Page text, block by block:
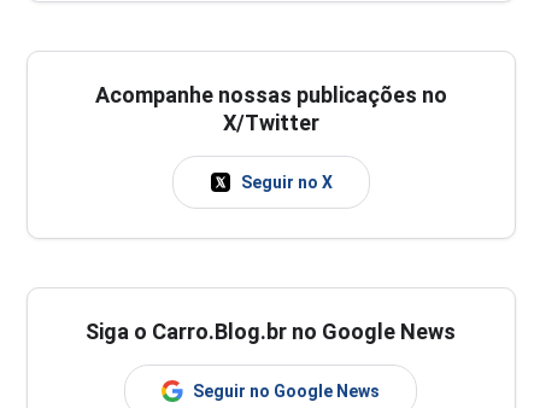
Acompanhe nossas publicações no
X/Twitter
Seguir no X
Siga o Carro.Blog.br no Google News
Seguir no Google News